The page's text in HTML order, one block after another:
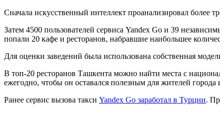
Сначала искусственный интеллект проанализировал более
Затем 4500 пользователей сервиса Yandex Go и 39
попали 20 кафе и ресторанов, набравшие наибольшее
Для оценки заведений была использована собственная
В топ-20 ресторанов Ташкента можно найти места с
ежегодно, чтобы он оставался полезным для жителей города
Ранее сервис вызова такси Yandex Go заработал в Турции.